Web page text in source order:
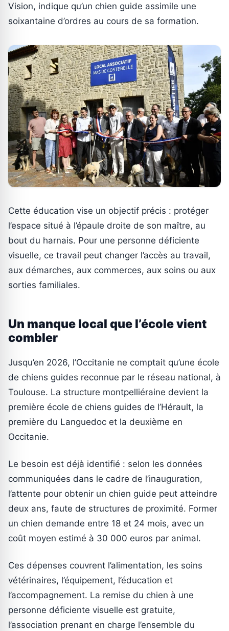
Vision, indique qu’un chien guide assimile une
soixantaine d’ordres au cours de sa formation.
Cette éducation vise un objectif précis : protéger
l’espace situé à l’épaule droite de son maître, au
bout du harnais. Pour une personne déficiente
visuelle, ce travail peut changer l’accès au travail,
aux démarches, aux commerces, aux soins ou aux
sorties familiales.
Un manque local que l’école vient
combler
Jusqu’en 2026, l’Occitanie ne comptait qu’une école
de chiens guides reconnue par le réseau national, à
Toulouse. La structure montpelliéraine devient la
première école de chiens guides de l’Hérault, la
première du Languedoc et la deuxième en
Occitanie.
Le besoin est déjà identifié : selon les données
communiquées dans le cadre de l’inauguration,
l’attente pour obtenir un chien guide peut atteindre
deux ans, faute de structures de proximité. Former
un chien demande entre 18 et 24 mois, avec un
coût moyen estimé à 30 000 euros par animal.
Ces dépenses couvrent l’alimentation, les soins
vétérinaires, l’équipement, l’éducation et
l’accompagnement. La remise du chien à une
personne déficiente visuelle est gratuite,
l’association prenant en charge l’ensemble du